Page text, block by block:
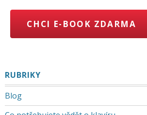
CHCI E-BOOK ZDARMA
RUBRIKY
Blog